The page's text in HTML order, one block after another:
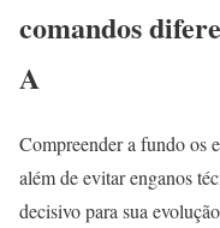
comandos
A
Compreender a fundo os
além de evitar enganos
decisivo para sua